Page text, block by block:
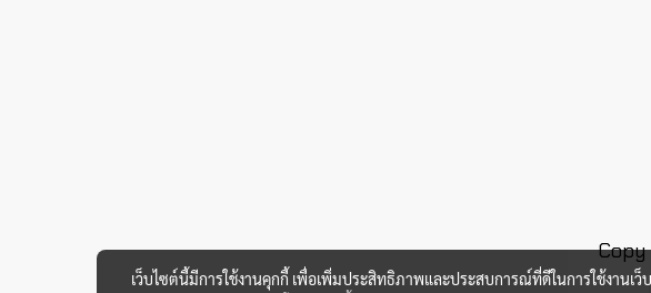
Copy
เว็บไซต์นี้มีการใช้งานคุกกี้ เพื่อเพิ่มประสิทธิภาพและประสบการณ์ที่ดีในการใช้งานเ